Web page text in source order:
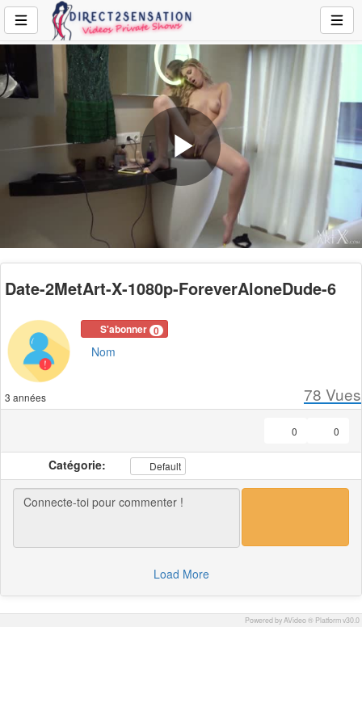
Play
Video
Date-2MetArt-X-1080p-ForeverAloneDude-6
S'abonner 0
Nom
3 années 78 Vues
0
0
Catégorie: Default
Load More
Powered by AVideo ® Platform v30.0